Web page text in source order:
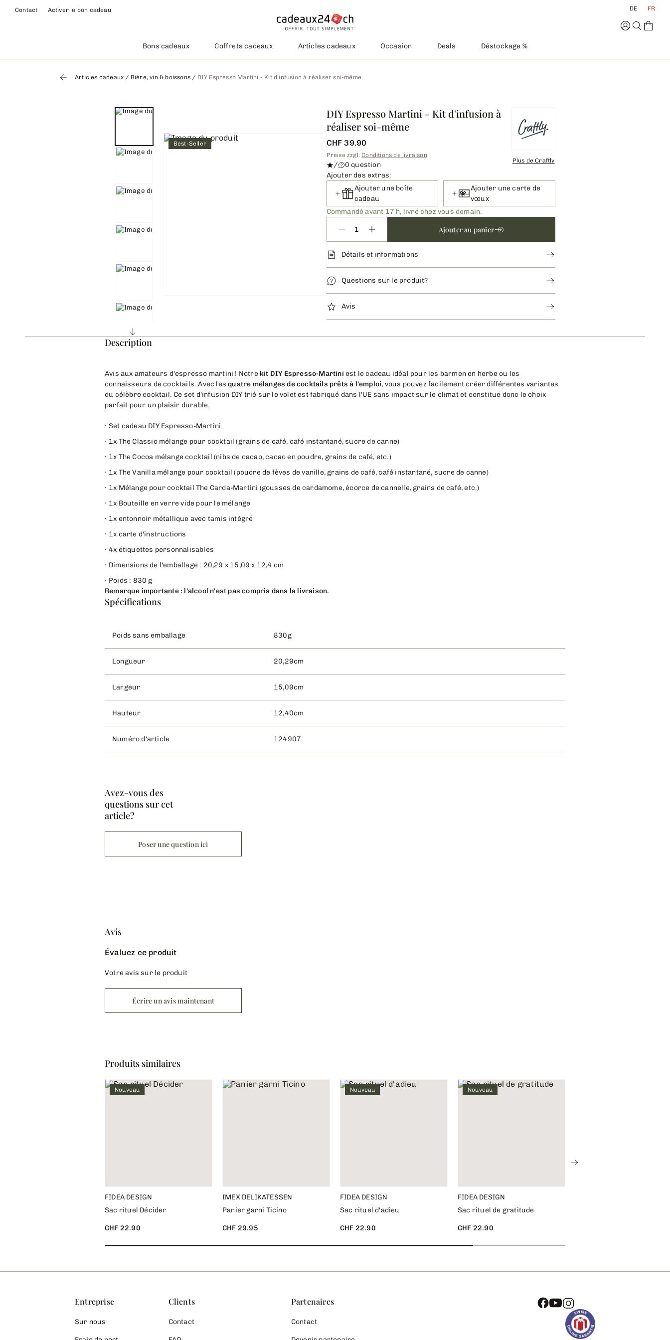
Contact Activer le bon cadeau DE FR
Bons cadeaux Coffrets cadeaux Articles cadeaux Occasion Deals Déstockage %
Articles cadeaux / Bière, vin & boissons / DIY Espresso Martini - Kit d'infusion à réaliser soi-même
Best-Seller
DIY Espresso Martini - Kit d'infusion à
réaliser soi-même
CHF 39.90
Plus de Craftly
Preise zzgl. Conditions de livraison
/
0 question
Ajouter des extras:
Ajouter une boîte
cadeau
Ajouter une carte de
vœux
Commandé avant 17 h, livré chez vous demain.
Ajouter au panier
Détails et informations
Questions sur le produit?
Avis
Description
Avis aux amateurs d'espresso martini ! Notre kit DIY Espresso-Martini est le cadeau idéal pour les barmen en herbe ou les
connaisseurs de cocktails. Avec lesquatre mélanges de cocktails prêts à l'emploi, vous pouvez facilement créer différentes variantes
du célèbre cocktail. Ce set d'infusion DIY trié sur le volet est fabriqué dans l'UE sans impact sur le climat et constitue donc le choix
parfait pour un plaisir durable.
Set cadeau DIY Espresso-Martini
1x The Classic mélange pour cocktail (grains de café, café instantané, sucre de canne)
1x The Cocoa mélange cocktail (nibs de cacao, cacao en poudre, grains de café, etc.)
1x The Vanilla mélange pour cocktail (poudre de fèves de vanille, grains de café, café instantané, sucre de canne)
1x Mélange pour cocktail The Carda-Martini (gousses de cardamome, écorce de cannelle, grains de café, etc.)
1x Bouteille en verre vide pour le mélange
1x entonnoir métallique avec tamis intégré
1x carte d'instructions
4x étiquettes personnalisables
Dimensions de l'emballage : 20,29 x 15,09 x 12,4 cm
Poids : 830 g
Remarque importante : l'alcool n'est pas compris dans la livraison.
Spécifications
Poids sans emballage 830g
Longueur 20,29cm
Largeur 15,09cm
Hauteur 12,40cm
Numéro d'article 124907
Avez-vous des
questions sur cet
article?
Poser une question ici
Avis
Évaluez ce produit
Votre avis sur le produit
Écrire un avis maintenant
Produits similaires
Nouveau
FIDEA DESIGN
Sac rituel Décider
CHF 22.90
IMEX DELIKATESSEN
Panier garni Ticino
CHF 29.95
Nouveau
FIDEA DESIGN
Sac rituel d'adieu
CHF 22.90
Nouveau
FIDEA DESIGN
Sac rituel de gratitude
CHF 22.90
Entreprise
Sur nous
Clients
Contact
Partenaires
Contact